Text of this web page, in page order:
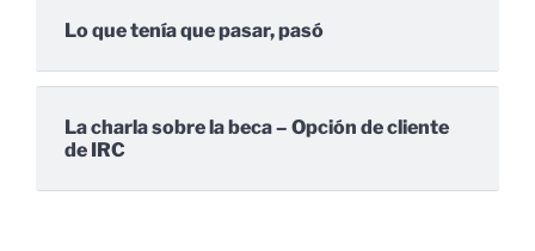
Lo que tenía que pasar, pasó
La charla sobre la beca – Opción de cliente
de IRC